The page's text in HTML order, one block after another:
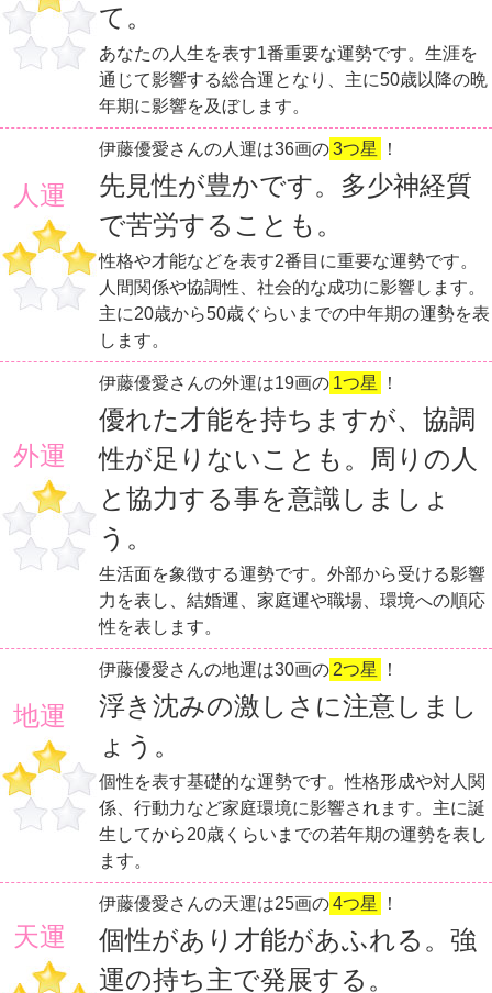
て。
あなたの人生を表す1番重要な運勢です。生涯を
通じて影響する総合運となり、主に50歳以降の晩
年期に影響を及ぼします。
人運
伊藤優愛さんの人運は36画の3つ星 ！
先見性が豊かです。多少神経質
で苦労することも。
性格や才能などを表す2番目に重要な運勢です。
人間関係や協調性、社会的な成功に影響します。
主に20歳から50歳ぐらいまでの中年期の運勢を表
します。
外運
伊藤優愛さんの外運は19画の 1つ星 ！
優れた才能を持ちますが、協調
性が足りないことも。周りの人
と協力する事を意識しましょ
う。
生活面を象徴する運勢です。外部から受ける影響
力を表し、結婚運、家庭運や職場、環境への順応
性を表します。
地運
伊藤優愛さんの地運は30画の 2つ星 ！
浮き沈みの激しさに注意しまし
ょう。
個性を表す基礎的な運勢です。性格形成や対人関
係、行動力など家庭環境に影響されます。主に誕
生してから20歳くらいまでの若年期の運勢を表し
ます。
天運
伊藤優愛さんの天運は25画の4つ星 ！
個性があり才能があふれる。強
運の持ち主で発展する。